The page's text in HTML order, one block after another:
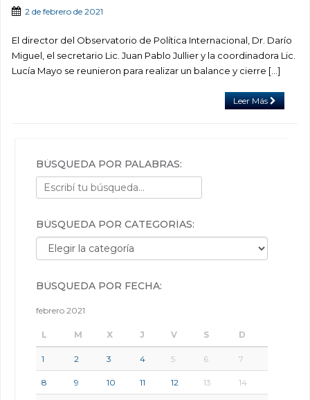
2 de febrero de 2021
El director del Observatorio de Política Internacional, Dr. Darío
Miguel, el secretario Lic. Juan Pablo Jullier y la coordinadora Lic.
Lucía Mayo se reunieron para realizar un balance y cierre […]
Leer Más
BÚSQUEDA POR PALABRAS:
BÚSQUEDA POR CATEGORÍAS:
Búsqueda por categorías:
BÚSQUEDA POR FECHA:
febrero 2021
L M X J V S D
1 2 3 4 5 6 7
8 9 10 11 12 13 14